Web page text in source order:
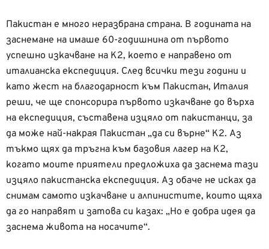
Пакистан е много неразбрана страна. В годината на
заснемане на имаше 60-годишнина от първото
успешно изкачване на К2, което е направено от
италианска експедиция. След всички тези години и
като жест на благодарност към Пакистан, Италия
реши, че ще спонсорира първото изкачване до върха
на експедиция, съставена изцяло от пакистанци, за
да може най-накрая Пакистан „да си върне“ К2. Аз
тъкмо щях да тръгна към базовия лагер на К2,
когато моите приятели предложиха да заснема тази
изцяло пакистанска експедиция. Аз обаче не исках да
снимам самото изкачване и алпинистите, които щяха
да го направят и затова си казах: „Но е добра идея да
заснема живота на носачите“.